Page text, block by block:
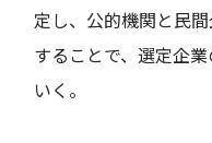
定し、公的機関と民
することで、選定企
いく。